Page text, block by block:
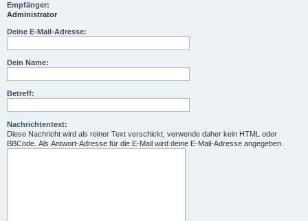
Empfänger:
Administrator
Deine E-Mail-Adresse:
Dein Name:
Betreff:
Nachrichtentext:
Diese Nachricht wird als reiner Text verschickt, verwende daher kein HTML oder
BBCode. Als Antwort-Adresse für die E-Mail wird deine E-Mail-Adresse angegeben.